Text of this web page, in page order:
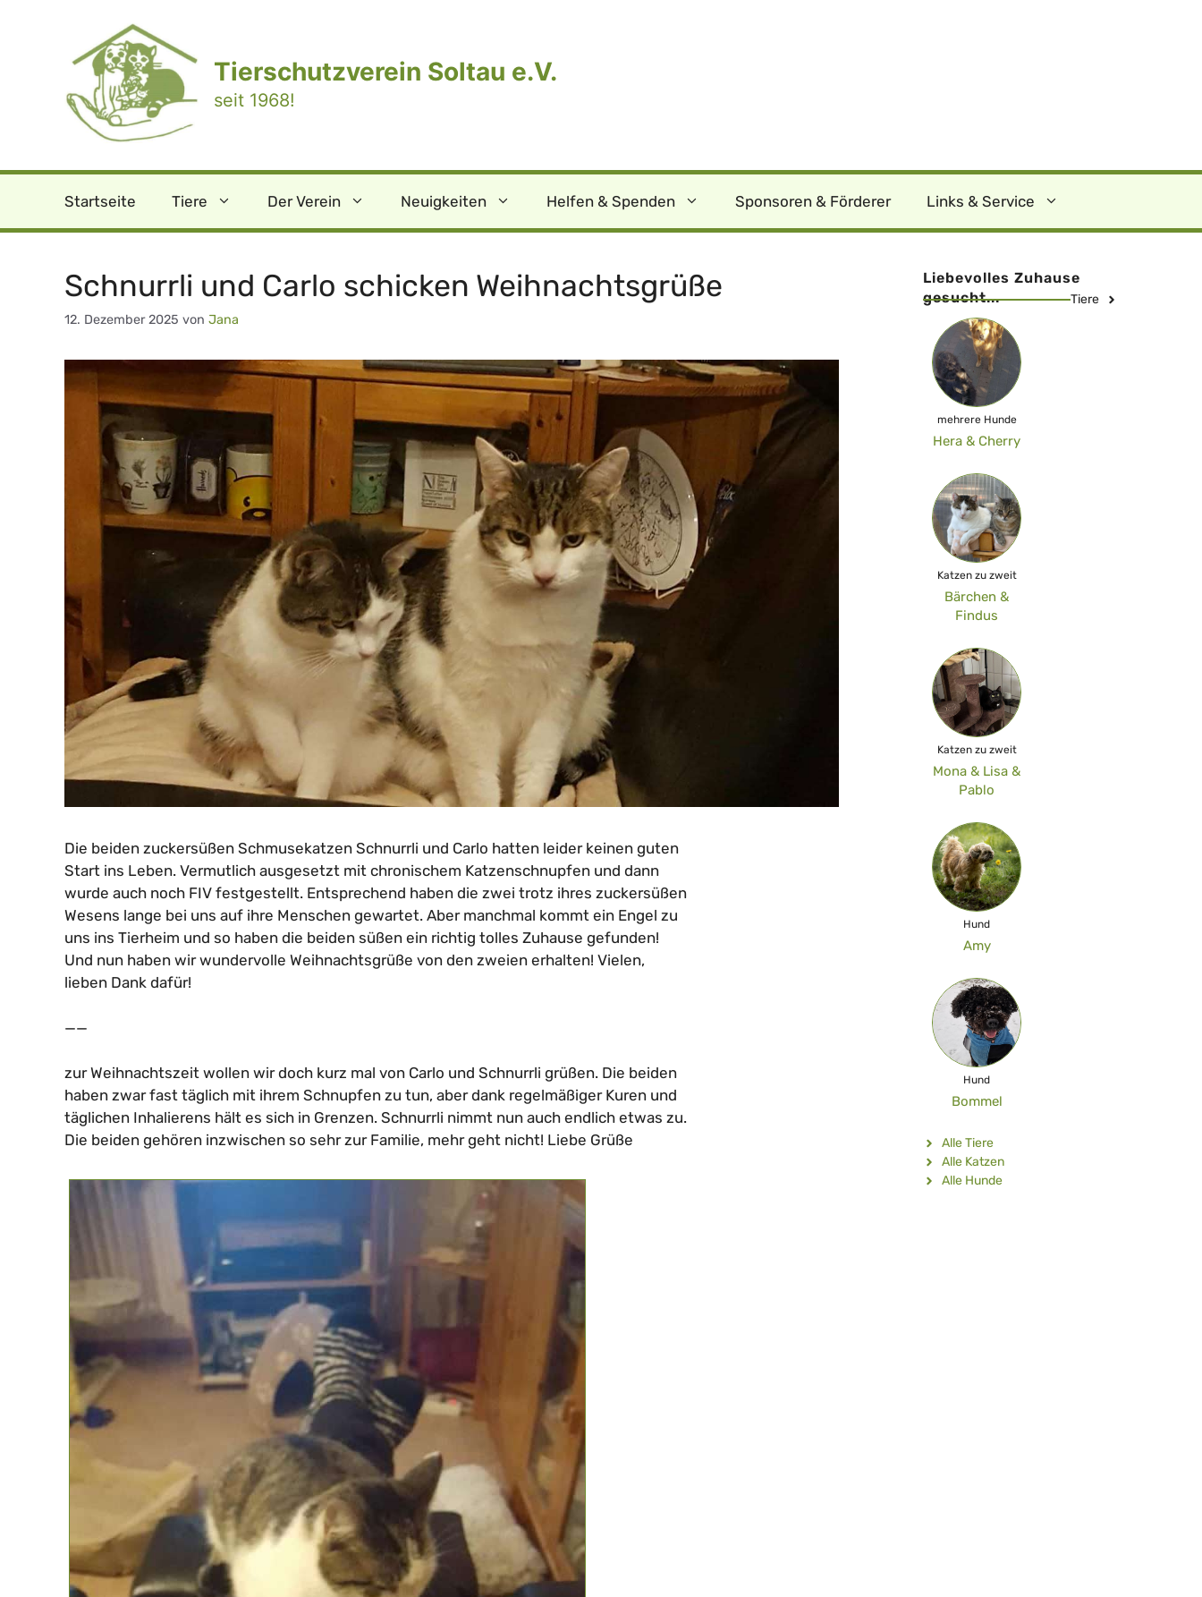
Tierschutzverein Soltau e.V.
seit 1968!
Startseite Tiere Der Verein Neuigkeiten Helfen & Spenden Sponsoren & Förderer Links & Service
Schnurrli und Carlo schicken Weihnachtsgrüße
12. Dezember 2025 von Jana
Die beiden zuckersüßen Schmusekatzen Schnurrli und Carlo hatten leider keinen guten
Start ins Leben. Vermutlich ausgesetzt mit chronischem Katzenschnupfen und dann
wurde auch noch FIV festgestellt. Entsprechend haben die zwei trotz ihres zuckersüßen
Wesens lange bei uns auf ihre Menschen gewartet. Aber manchmal kommt ein Engel zu
uns ins Tierheim und so haben die beiden süßen ein richtig tolles Zuhause gefunden!
Und nun haben wir wundervolle Weihnachtsgrüße von den zweien erhalten! Vielen,
lieben Dank dafür!
——
zur Weihnachtszeit wollen wir doch kurz mal von Carlo und Schnurrli grüßen. Die beiden
haben zwar fast täglich mit ihrem Schnupfen zu tun, aber dank regelmäßiger Kuren und
täglichen Inhalierens hält es sich in Grenzen. Schnurrli nimmt nun auch endlich etwas zu.
Die beiden gehören inzwischen so sehr zur Familie, mehr geht nicht! Liebe Grüße
Liebevolles Zuhause
gesucht...
Tiere
mehrere Hunde
Hera & Cherry
Katzen zu zweit
Bärchen &
Findus
Katzen zu zweit
Mona & Lisa &
Pablo
Hund
Amy
Hund
Bommel
Alle Tiere
Alle Katzen
Alle Hunde